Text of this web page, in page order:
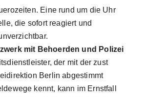
Eine rund um die Uhr
die sofort reagiert und
mit Behoerden und Polizei
der mit der zust
Berlin abgestimmt
kennt, kann im Ernstfall